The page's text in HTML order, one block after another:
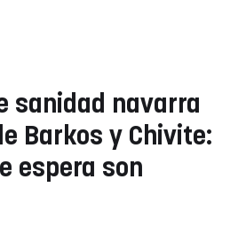
sanidad navarra
Barkos y Chivite:
espera son